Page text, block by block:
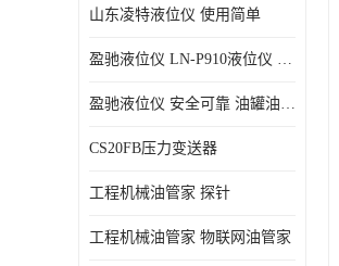
山东凌特液位仪 使用简单
盈驰液位仪 LN-P910液位仪 安全可靠
盈驰液位仪 安全可靠 油罐油位检测
CS20FB压力变送器
工程机械油管家 探针
工程机械油管家 物联网油管家